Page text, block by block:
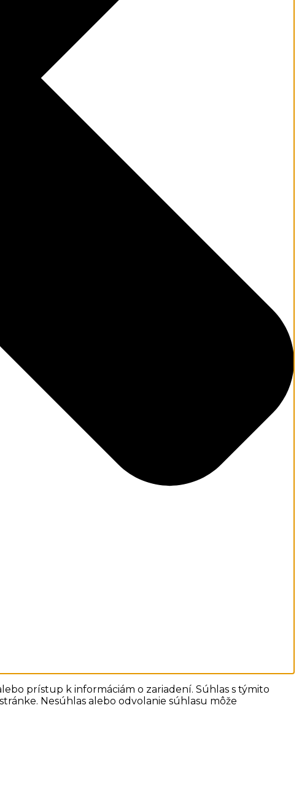
prístup k informáciám o zariadení. Súhlas s týmito
Nesúhlas alebo odvolanie súhlasu môže